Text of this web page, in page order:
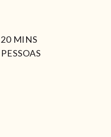
20MIN
MINS
PESSOAS